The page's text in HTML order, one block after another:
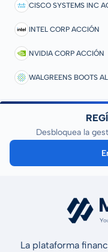
CISCO SYSTEMS INC
INTEL CORP ACCIÓN
NVIDIA CORP ACCIÓN
WALGREENS BOOTS
Desbloquea la
La plataforma